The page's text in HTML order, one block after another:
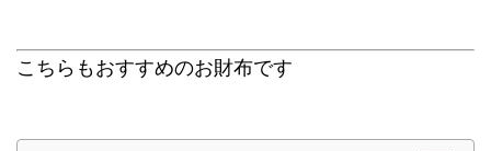
こちらもおすすめのお財布です